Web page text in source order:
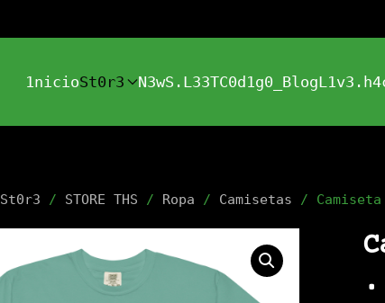
1nicioSt0r3 N3wS.L33TC0d1g0_Blog
St0r3 / STORE THS / Ropa / Camisetas / Camiseta